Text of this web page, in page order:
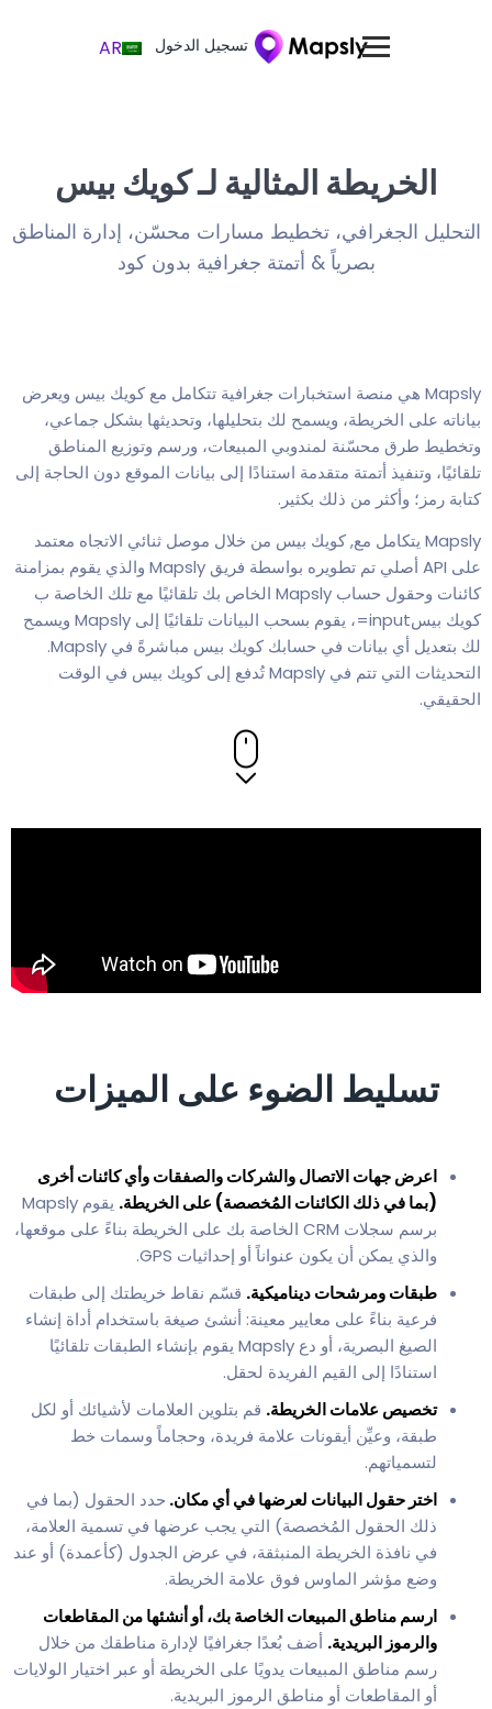
تسجيل الدخول AR
الخريطة المثالية لـ كويك بيس
التحليل الجغرافي، تخطيط مسارات محسّن، إدارة المناطق
بصرياً & أتمتة جغرافية بدون كود
Mapsly هي منصة استخبارات جغرافية تتكامل مع كويك بيس ويعرض
بياناته على الخريطة، ويسمح لك بتحليلها، وتحديثها بشكل جماعي،
وتخطيط طرق محسّنة لمندوبي المبيعات، ورسم وتوزيع المناطق
تلقائيًا، وتنفيذ أتمتة متقدمة استنادًا إلى بيانات الموقع دون الحاجة إلى
كتابة رمز؛ وأكثر من ذلك بكثير.
Mapsly يتكامل مع, كويك بيس من خلال موصل ثنائي الاتجاه معتمد
على API أصلي تم تطويره بواسطة فريق Mapsly والذي يقوم بمزامنة
كائنات وحقول حساب Mapsly الخاص بك تلقائيًا مع تلك الخاصة ب
كويك بيسinput=، يقوم بسحب البيانات تلقائيًا إلى Mapsly ويسمح
لك بتعديل أي بيانات في حسابك كويك بيس مباشرةً في Mapsly.
التحديثات التي تتم في Mapsly تُدفع إلى كويك بيس في الوقت
الحقيقي.
تسليط الضوء على الميزات
اعرض جهات الاتصال والشركات والصفقات وأي كائنات أخرى
(بما في ذلك الكائنات المُخصصة) على الخريطة.
يقوم Mapsly
برسم سجلات CRM الخاصة بك على الخريطة بناءً على موقعها،
والذي يمكن أن يكون عنواناً أو إحداثيات GPS.
طبقات ومرشحات ديناميكية. قسّم نقاط خريطتك إلى طبقات
فرعية بناءً على معايير معينة: أنشئ صيغة باستخدام أداة إنشاء
الصيغ البصرية، أو دع Mapsly يقوم بإنشاء الطبقات تلقائيًا
استنادًا إلى القيم الفريدة لحقل.
تخصيص علامات الخريطة. قم بتلوين العلامات لأشيائك أو لكل
طبقة، وعيِّن أيقونات علامة فريدة، وحجاماً وسمات خط
لتسمياتهم.
اختر حقول البيانات لعرضها في أي مكان. حدد الحقول (بما في
ذلك الحقول المُخصصة) التي يجب عرضها في تسمية العلامة،
في نافذة الخريطة المنبثقة، في عرض الجدول (كأعمدة) أو عند
وضع مؤشر الماوس فوق علامة الخريطة.
ارسم مناطق المبيعات الخاصة بك، أو أنشئها من المقاطعات
والرموز البريدية. أضف بُعدًا جغرافيًا لإدارة مناطقك من خلال
رسم مناطق المبيعات يدويًا على الخريطة أو عبر اختيار الولايات
أو المقاطعات أو مناطق الرموز البريدية.